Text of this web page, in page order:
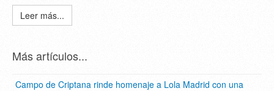
Leer más...
Más artículos...
Campo de Criptana rinde homenaje a Lola Madrid con una